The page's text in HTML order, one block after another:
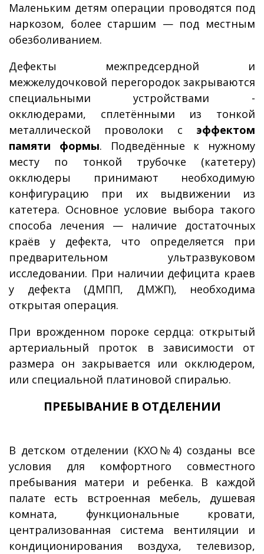
Маленьким детям операции проводятся под
наркозом, более старшим — под местным
обезболиванием.
Дефекты межпредсердной и
межжелудочковой перегородок закрываются
специальными устройствами -
окклюдерами, сплетёнными из тонкой
металлической проволоки с эффектом
памяти формы. Подведённые к нужному
месту по тонкой трубочке (катетеру)
окклюдеры принимают необходимую
конфигурацию при их выдвижении из
катетера. Основное условие выбора такого
способа лечения — наличие достаточных
краёв у дефекта, что определяется при
предварительном ультразвуковом
исследовании. При наличии дефицита краев
у дефекта (ДМПП, ДМЖП), необходима
открытая операция.
При врожденном пороке сердца: открытый
артериальный проток в зависимости от
размера он закрывается или окклюдером,
или специальной платиновой спиралью.
ПРЕБЫВАНИЕ В ОТДЕЛЕНИИ
В детском отделении (КХО№4) созданы все
условия для комфортного совместного
пребывания матери и ребенка. В каждой
палате есть встроенная мебель, душевая
комната, функциональные кровати,
централизованная система вентиляции и
кондиционирования воздуха, телевизор,